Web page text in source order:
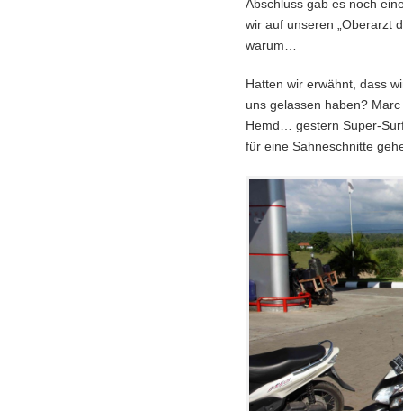
Abschluss gab es noch
wir auf unseren „Oberarzt
warum…
Hatten wir erwähnt, dass
uns gelassen haben?
Hemd… gestern Super-
für eine Sahneschnitte